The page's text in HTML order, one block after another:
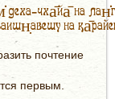
чха̄йа̄ на
на
почтение
первым.